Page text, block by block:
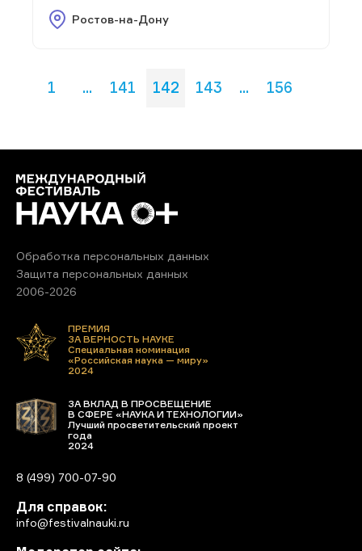
Ростов-на-Дону
1 ... 141 142 143 ... 156
Обработка персональных данных
Защита персональных данных
2006-2026
ПРЕМИЯ
ЗА ВЕРНОСТЬ НАУКЕ
Специальная номинация
«Российская наука — миру»
2024
ЗА ВКЛАД В ПРОСВЕЩЕНИЕ
В СФЕРЕ «НАУКА И ТЕХНОЛОГИИ»
Лучший просветительский проект
года
2024
8 (499) 700-07-90
Для справок:
info@festivalnauki.ru